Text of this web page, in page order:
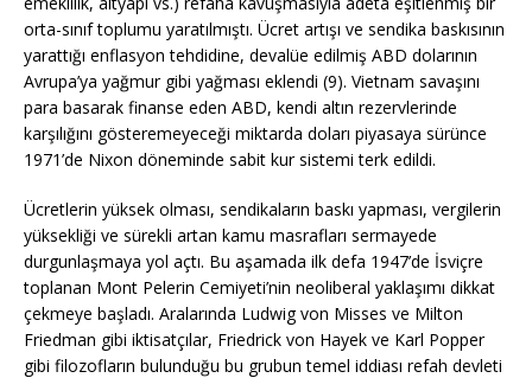
orta-sınıf toplumu yaratılmıştı. Ücret artışı ve sendika baskısının
yarattığı enflasyon tehdidine, devalüe edilmiş ABD dolarının
Avrupa’ya yağmur gibi yağması eklendi (9). Vietnam savaşını
para basarak finanse eden ABD, kendi altın rezervlerinde
karşılığını gösteremeyeceği miktarda doları piyasaya sürünce
1971’de Nixon döneminde sabit kur sistemi terk edildi.
Ücretlerin yüksek olması, sendikaların baskı yapması, vergilerin
yüksekliği ve sürekli artan kamu masrafları sermayede
durgunlaşmaya yol açtı. Bu aşamada ilk defa 1947’de İsviçre
toplanan Mont Pelerin Cemiyeti’nin neoliberal yaklaşımı dikkat
çekmeye başladı. Aralarında Ludwig von Misses ve Milton
Friedman gibi iktisatçılar, Friedrick von Hayek ve Karl Popper
gibi filozofların bulunduğu bu grubun temel iddiası refah devleti